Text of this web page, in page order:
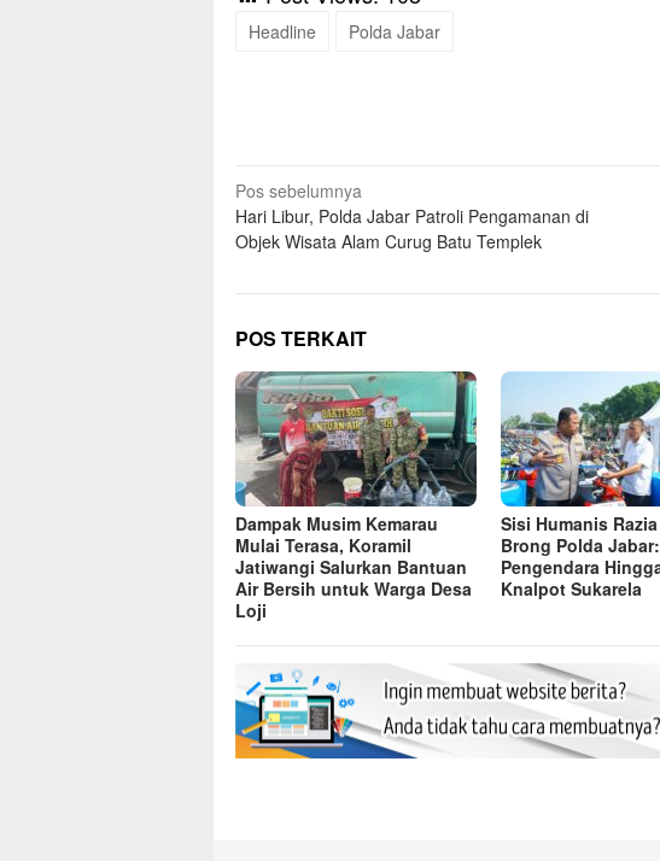
Headline Polda Jabar
Navigasi
pos
Pos sebelumnya
Hari Libur, Polda Jabar Patroli Pengamanan di
Objek Wisata Alam Curug Batu Templek
POS TERKAIT
Dampak Musim Kemarau
Mulai Terasa, Koramil
Jatiwangi Salurkan Bantuan
Air Bersih untuk Warga Desa
Loji
Sisi Humanis
Brong Polda
Pengendara
Knalpot Sukarela